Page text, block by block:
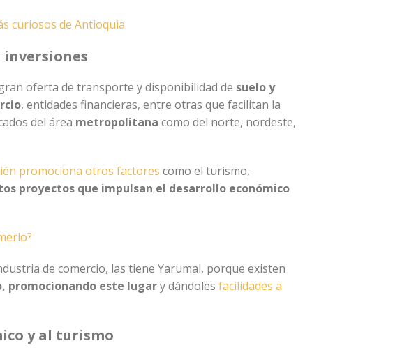
curiosos de Antioquia
oferta de transporte y disponibilidad de suelo y
, entidades financieras, entre otras que facilitan la
del área metropolitana como del norte, nordeste,
promociona otros factores como el turismo,
proyectos que impulsan el desarrollo económico
de comercio, las tiene Yarumal, porque existen
promocionando este lugary dándoles facilidades a
y al turismo